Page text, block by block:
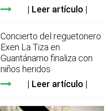
Leer artículo
Concierto del reguetonero
Exen La Tiza en
Guantánamo finaliza con
niños heridos
Leer artículo